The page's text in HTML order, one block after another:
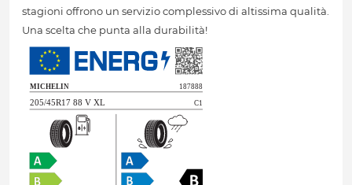
stagioni offrono un servizio complessivo di altissima qualità.
Una scelta che punta alla durabilità!